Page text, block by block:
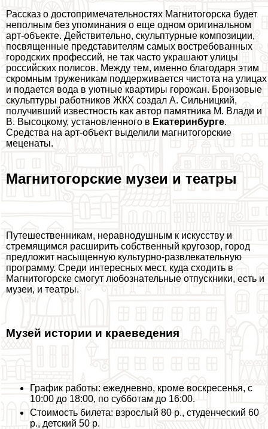
Рассказ о достопримечательностях Магнитогорска будет
неполным без упоминания о еще одном оригинальном
арт-объекте. Действительно, скульптурные композиции,
посвященные представителям самых востребованных
городских профессий, не так часто украшают улицы
российских полисов. Между тем, именно благодаря этим
скромным труженикам поддерживается чистота на улицах
и подается вода в уютные квартиры горожан. Бронзовые
скульптуры работников ЖКХ создал А. Сильницкий,
получивший известность как автор памятника М. Влади и
В. Высоцкому, установленного в Екатеринбурге.
Средства на арт-объект выделили магнитогорские
меценаты.
Магнитогорские музеи и театры
Путешественникам, неравнодушным к искусству и
стремящимся расширить собственный кругозор, город
предложит насыщенную культурно-развлекательную
программу. Среди интересных мест, куда сходить в
Магнитогорске смогут любознательные отпускники, есть и
музеи, и театры.
Музей истории и краеведения
График работы: ежедневно, кроме воскресенья, с
10:00 до 18:00, по субботам до 16:00.
Стоимость билета: взрослый 80 р., студенческий 60
р., детский 50 р.